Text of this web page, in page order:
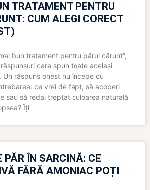
TRATAMENT PENTRU
CUM ALEGI CORECT
bun tratament pentru părul cărunt”,
care spun toate același
Un răspuns onest nu începe cu
ce vrei de fapt, să acoperi
sau să redai treptat culoarea naturală
Îți
PĂR ÎN SARCINĂ: CE
FĂRĂ AMONIAC POȚI